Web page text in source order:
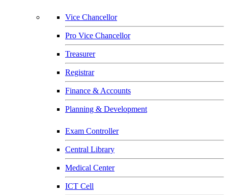
Vice Chancellor
Pro Vice Chancellor
Treasurer
Registrar
Finance & Accounts
Planning & Development
Exam Controller
Central Library
Medical Center
ICT Cell